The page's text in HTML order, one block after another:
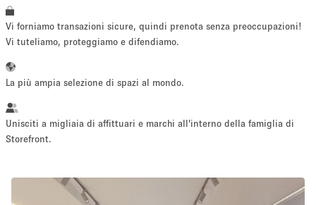
5000+ sq ft
~ 13 persone
artistico
Vi forniamo transazioni sicure, quindi prenota senza preoccupazioni!
Vi tuteliamo, proteggiamo e difendiamo.
La più ampia selezione di spazi al mondo.
Unisciti a migliaia di affittuari e marchi all'interno della famiglia di
Storefront.